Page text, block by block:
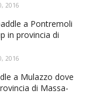
2016
a Pontremoli
in provincia di
2016
a Mulazzo dove
di Massa-